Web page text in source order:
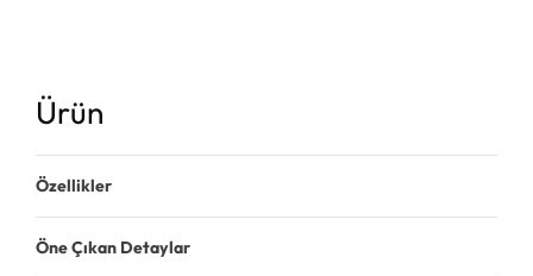
Ürün
Özellikler
Öne Çıkan Detaylar